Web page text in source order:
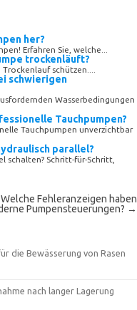
her?
Erfahren Sie, welche...
trockenläuft?
schützen....
schwierigen
Wasserbedingungen
Tauchpumpen?
Tauchpumpen unverzichtbar
parallel?
schalten? Schritt-für-Schritt,
Welche Fehleranzeigen haben
Pumpensteuerungen? →
die Bewässerung von Rasen
nach langer Lagerung